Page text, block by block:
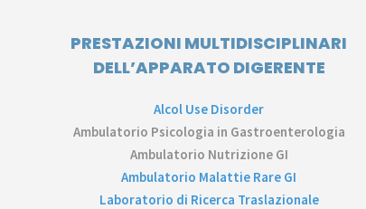
PRESTAZIONI MULTIDISCIPLINARI
DELL’APPARATO DIGERENTE
Alcol Use Disorder
Ambulatorio Psicologia in Gastroenterologia
Ambulatorio Nutrizione GI
Ambulatorio Malattie Rare GI
Laboratorio di Ricerca Traslazionale